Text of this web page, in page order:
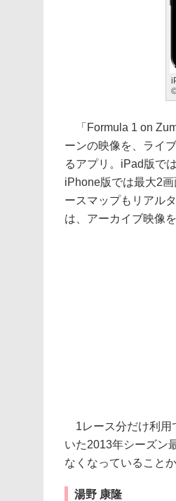
「Formula 1 on
ーンの映像を、ライ
るアプリ。iPad版で
iPhone版では最大2
ースマップもリアル
は、アーカイブ映像
1レース分だけ利用
いた2013年シーズン
なくなっていること
湯野 康隆